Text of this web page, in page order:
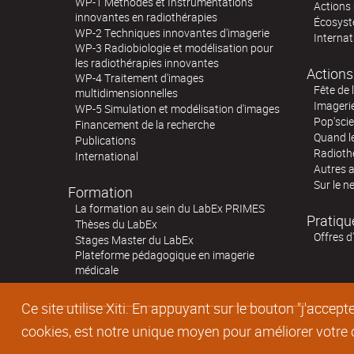
Ce site utilise Xiti. En appuyant sur le bouton
cookies, est notre unique moyen pour améliorer votre
innovantes en radiothérapies
WP-2 Techniques innovantes d'imagerie
WP-3 Radiobiologie et modélisation pour
les radiothérapies innovantes
WP-4 Traitement d'images
multidimensionnelles
WP-5 Simulation et modélisation d'images
Financement de la recherche
Publications
International
Formation
La formation au sein du LabEx PRIMES
Thèses du LabEx
Stages Master du LabEx
Plateforme pédagogique en imagerie
médicale
Actions
Fête de
Quand
Autres
Sur le
Offres